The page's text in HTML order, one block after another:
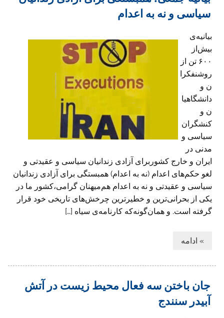
سیاسی و نه به اعدام
بیانیه‌ی
بیش‌از
۶۰۰ تن از
روشنفکرا
ن و
دانشگاهیا
ن و
کنشگران
سیاسی و
مدنی در
ایران و خارج کشوربرای آزادی زندانیان سیاسی و عقیدتی و
لغو حکم‌های اعدام (نه به اعدام) همبستگی برای آزادی زندانیان
سیاسی و عقیدتی و نه به اعدام هم‌میهنان گرامی،کشور ما در
یکی از بحرانی‌ترین و خطیرترین چرخش‌های تاریخی خود قرار
گرفته است. و همان‌گونه‌که کارنامه‌ی سیاه […]
» ادامه
جان باختن سه فعال محیط‌‌ زیست در آتش
آبیدر سنندج